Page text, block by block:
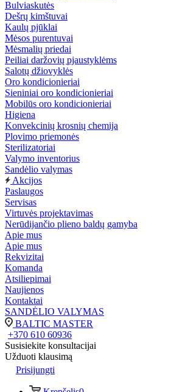
Bulviaskutės
Dešrų kimštuvai
Kaulų pjūklai
Mėsos purentuvai
Mėsmalių priedai
Peiliai daržovių pjaustyklėms
Salotų džiovyklės
Oro kondicionieriai
Sieniniai oro kondicionieriai
Mobilūs oro kondicionieriai
Higiena
Konvekcinių krosnių chemija
Plovimo priemonės
Sterilizatoriai
Valymo inventorius
Sandėlio valymas
Akcijos
Paslaugos
Servisas
Virtuvės projektavimas
Nerūdijančio plieno baldų gamyba
Apie mus
Apie mus
Rekvizitai
Komanda
Atsiliepimai
Naujienos
Kontaktai
SANDĖLIO VALYMAS
BALTIC MASTER
+370 610 60936
Susisiekite konsultacijai
Užduoti klausimą
Prisijungti